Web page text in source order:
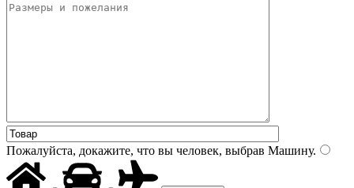
Пожалуйста, докажите, что вы человек, выбрав Машину.